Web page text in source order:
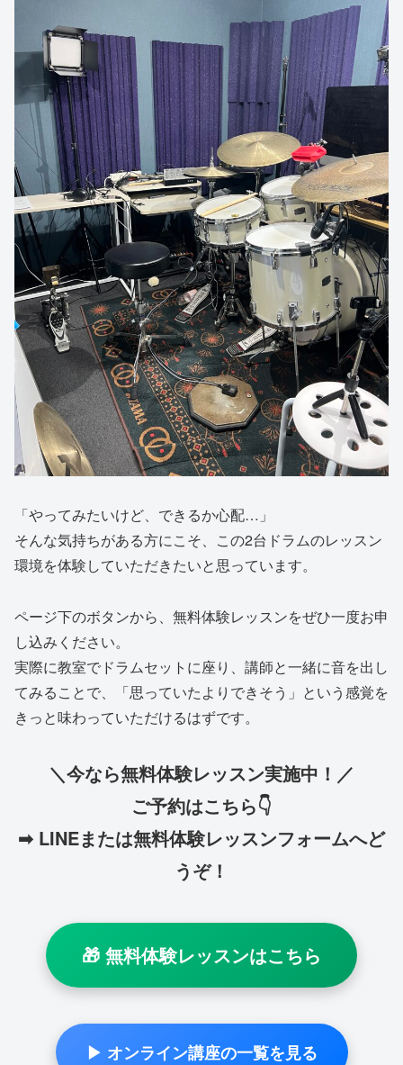
「やってみたいけど、できるか心配…」
そんな気持ちがある方にこそ、この2台ドラムのレッスン
環境を体験していただきたいと思っています。
ページ下のボタンから、無料体験レッスンをぜひ一度お申
し込みください。
実際に教室でドラムセットに座り、講師と一緒に音を出し
てみることで、「思っていたよりできそう」という感覚を
きっと味わっていただけるはずです。
＼今なら無料体験レッスン実施中！／
ご予約はこちら👇
➡ LINEまたは無料体験レッスンフォームへど
うぞ！
🎁 無料体験レッスンはこちら
▶ オンライン講座の一覧を見る